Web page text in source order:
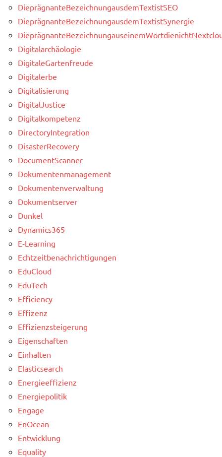
DieprägnanteBezeichnungausdemTextistSEO
DieprägnanteBezeichnungausdemTextistSynergie
Digitalarchäologie
DigitaleGartenfreude
Digitalerbe
Digitalisierung
DigitalJustice
Digitalkompetenz
DirectoryIntegration
DisasterRecovery
DocumentScanner
Dokumentenmanagement
Dokumentenverwaltung
Dokumentserver
Dunkel
Dynamics365
E-Learning
Echtzeitbenachrichtigungen
EduCloud
EduTech
Efficiency
Effizenz
Effizienzsteigerung
Eigenschaften
Einhalten
Elasticsearch
Energieeffizienz
Energiepolitik
Engage
EnOcean
Entwicklung
Equality